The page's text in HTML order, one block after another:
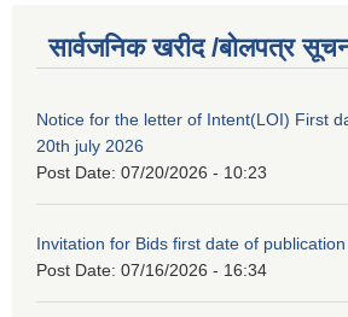
सार्वजनिक खरीद /बोलपत्र
Notice for the letter of Intent(LOI) First
20th july 2026
Post Date: 07/20/2026 - 10:23
Invitation for Bids first date of
Post Date: 07/16/2026 - 16:34